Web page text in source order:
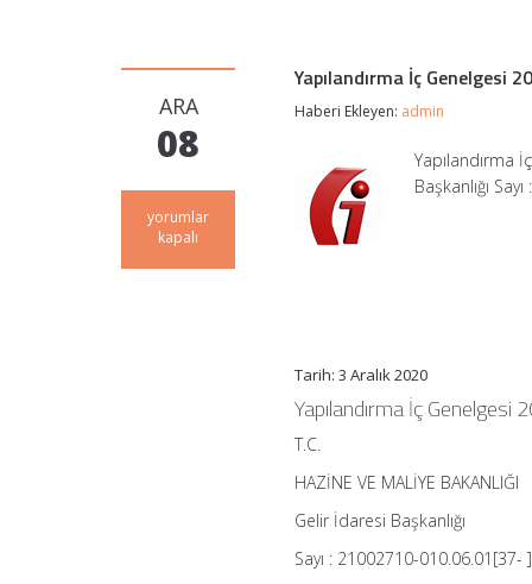
ARA
08
Yapılandırma
yorumlar
kapalı
Yapılandırma İç Genelgesi
Haberi Ekleyen: admin
Yapılandırma
Başkanlığı
Tarih: 3 Aralık 2020
Yapılandırma İç
T.C.
HAZİNE VE MALİYE BAKANLIĞI
Gelir İdaresi Başkanlığı
Sayı : 21002710-010.06.01[37- ]